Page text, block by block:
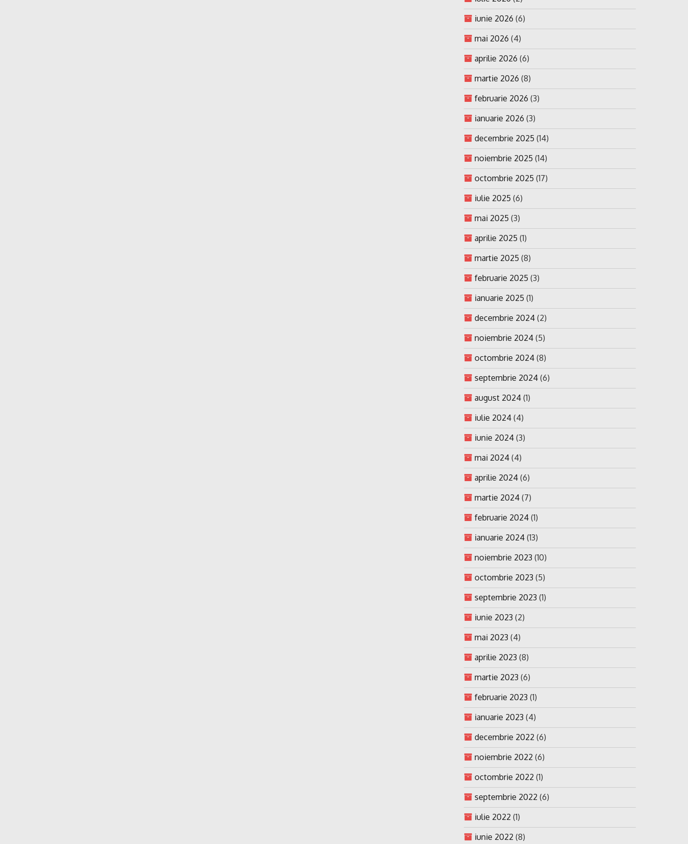
iunie 2026 (6)
mai 2026 (4)
aprilie 2026 (6)
martie 2026 (8)
februarie 2026 (3)
ianuarie 2026 (3)
decembrie 2025 (14)
noiembrie 2025 (14)
octombrie 2025 (17)
iulie 2025 (6)
mai 2025 (3)
aprilie 2025 (1)
martie 2025 (8)
februarie 2025 (3)
ianuarie 2025 (1)
decembrie 2024 (2)
noiembrie 2024 (5)
octombrie 2024 (8)
septembrie 2024 (6)
august 2024 (1)
iulie 2024 (4)
iunie 2024 (3)
mai 2024 (4)
aprilie 2024 (6)
martie 2024 (7)
februarie 2024 (1)
ianuarie 2024 (13)
noiembrie 2023 (10)
octombrie 2023 (5)
septembrie 2023 (1)
iunie 2023 (2)
mai 2023 (4)
aprilie 2023 (8)
martie 2023 (6)
februarie 2023 (1)
ianuarie 2023 (4)
decembrie 2022 (6)
noiembrie 2022 (6)
octombrie 2022 (1)
septembrie 2022 (6)
iulie 2022 (1)
iunie 2022 (8)